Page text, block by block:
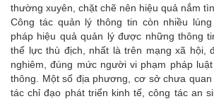
thường xuyên, chặt chẽ nên hiệu quả nắm
Công tác quản lý thông tin còn nhiều
pháp hiệu quả quản lý được những thông
thế lực thù địch, nhất là trên mạng xã hội,
nghiêm, đúng mức người vi phạm pháp
thông. Một số địa phương, cơ sở chưa
tác chỉ đạo phát triển kinh tế, công tác an